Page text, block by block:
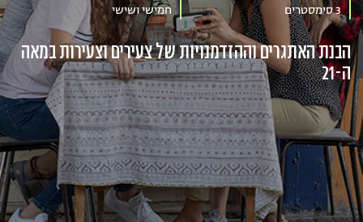
3 סימסטרים חמישי ושישי
הבנת האתגרים וההזדמנויות של צעירים וצעירות במאה
ה-21